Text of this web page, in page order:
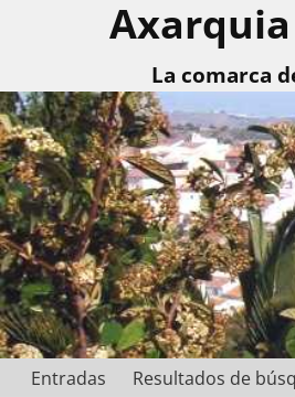
Axarquia
La comarca
Entradas
Resultados de